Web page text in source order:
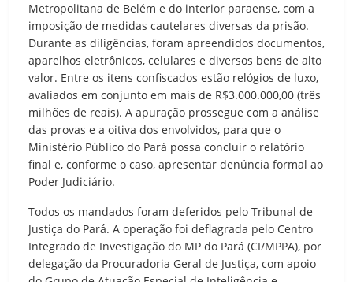
Metropolitana de Belém e do interior paraense, com a
imposição de medidas cautelares diversas da prisão.
Durante as diligências, foram apreendidos documentos,
aparelhos eletrônicos, celulares e diversos bens de alto
valor. Entre os itens confiscados estão relógios de luxo,
avaliados em conjunto em mais de R$3.000.000,00 (três
milhões de reais). A apuração prossegue com a análise
das provas e a oitiva dos envolvidos, para que o
Ministério Público do Pará possa concluir o relatório
final e, conforme o caso, apresentar denúncia formal ao
Poder Judiciário.
Todos os mandados foram deferidos pelo Tribunal de
Justiça do Pará. A operação foi deflagrada pelo Centro
Integrado de Investigação do MP do Pará (CI/MPPA), por
delegação da Procuradoria Geral de Justiça, com apoio